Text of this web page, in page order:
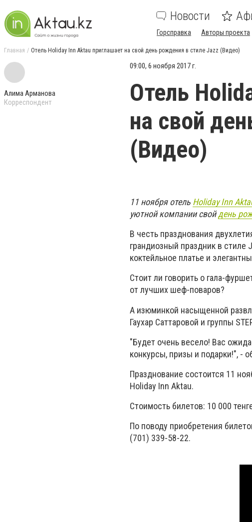
Новости
Горсправка Авторы проекта
Главная Отель Holiday Inn Aktau приглашает на свой день рождения в стиле Jazz (Видео)
Алима Арманова
Корреспондент
09:00, 6 ноября 2017 г.
Отель
на свой
(Видео)
11 ноября отель Holiday Inn
уютной компании свойдень
В честь празднования
грандиозный праздник в
коктейльное платье и
Стоит ли говорить о гала-
от лучших шеф-поваров?
А изюминкой насыщенной
Гаухар Саттаровой и группы
"Будет очень весело! Вас
конкурсы, призы и подарки!", -
Празднование состоится 11
Holiday Inn Aktau.
Стоимость билетов: 10 000
По поводу приобретения
(701) 339-58-22.